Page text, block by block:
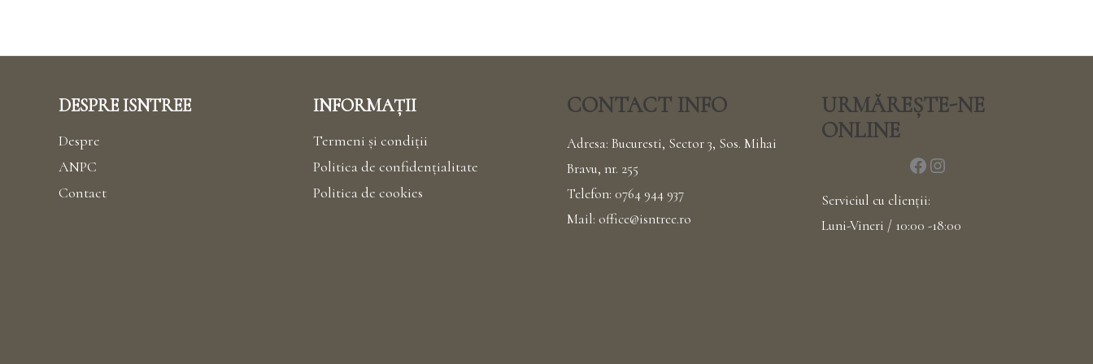
DESPRE ISNTREE
Despre
ANPC
Contact
INFORMAȚII
Termeni și condiții
Politica de confidențialitate
Politica de cookies
CONTACT INFO
Adresa: Bucuresti, Sector 3, Sos. Mihai
Bravu, nr. 255
Telefon: 0764 944 937
Mail: office@isntree.ro
URMĂREȘTE-NE
ONLINE
Serviciul cu clienții:
Luni-Vineri / 10:00 -18:00